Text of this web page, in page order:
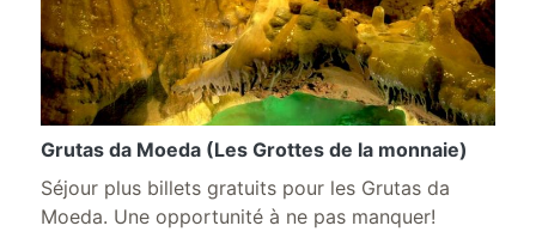
Grutas da Moeda (Les Grottes de la monnaie)
Séjour plus billets gratuits pour les Grutas da
Moeda. Une opportunité à ne pas manquer!